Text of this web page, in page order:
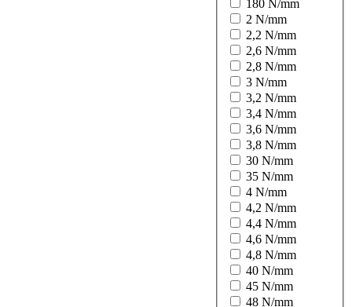
180 N/mm
2 N/mm
2,2 N/mm
2,6 N/mm
2,8 N/mm
3 N/mm
3,2 N/mm
3,4 N/mm
3,6 N/mm
3,8 N/mm
30 N/mm
35 N/mm
4 N/mm
4,2 N/mm
4,4 N/mm
4,6 N/mm
4,8 N/mm
40 N/mm
45 N/mm
48 N/mm